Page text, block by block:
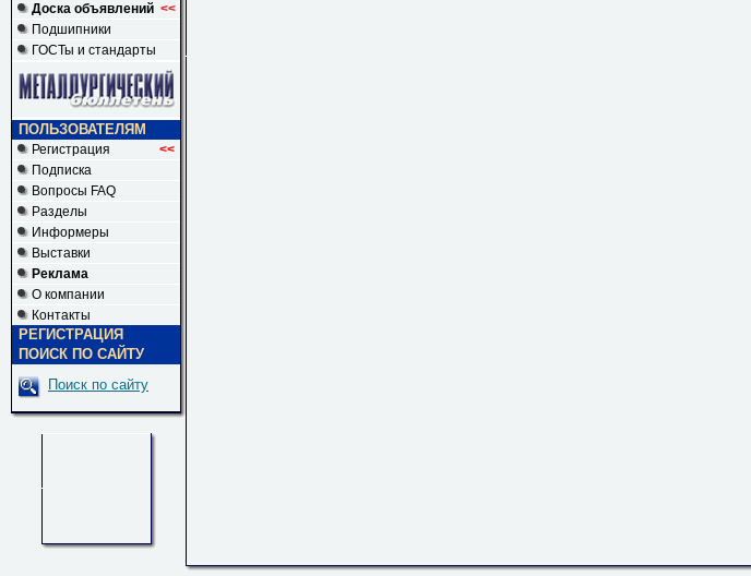
Доска объявлений <<
Подшипники
ГОСТы и стандарты
ПОЛЬЗОВАТЕЛЯМ
Регистрация <<
Подписка
Вопросы FAQ
Разделы
Информеры
Выставки
Реклама
О компании
Контакты
РЕГИСТРАЦИЯ
ПОИСК ПО САЙТУ
Поиск по сайту